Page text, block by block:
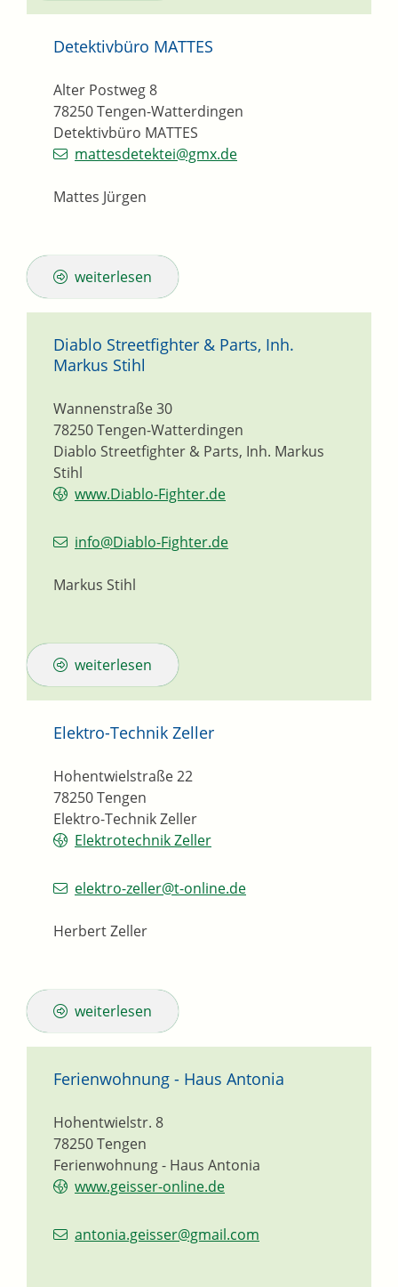
Detektivbüro MATTES
Detektivbüro MATTES
Alter Postweg 8
78250Tengen-Watterdingen
mattesdetektei@gmx.de
Mattes Jürgen
weiterlesen
Diablo Streetfighter & Parts, Inh.
Markus Stihl
Diablo Streetfighter & Parts, Inh. Markus
Stihl
Wannenstraße 30
78250Tengen-Watterdingen
www.Diablo-Fighter.de
info@Diablo-Fighter.de
Markus Stihl
weiterlesen
Elektro-Technik Zeller
Elektro-Technik Zeller
Hohentwielstraße 22
78250Tengen
Elektrotechnik Zeller
elektro-zeller@t-online.de
Herbert Zeller
weiterlesen
Ferienwohnung - Haus Antonia
Ferienwohnung - Haus Antonia
Hohentwielstr. 8
78250Tengen
www.geisser-online.de
antonia.geisser@gmail.com